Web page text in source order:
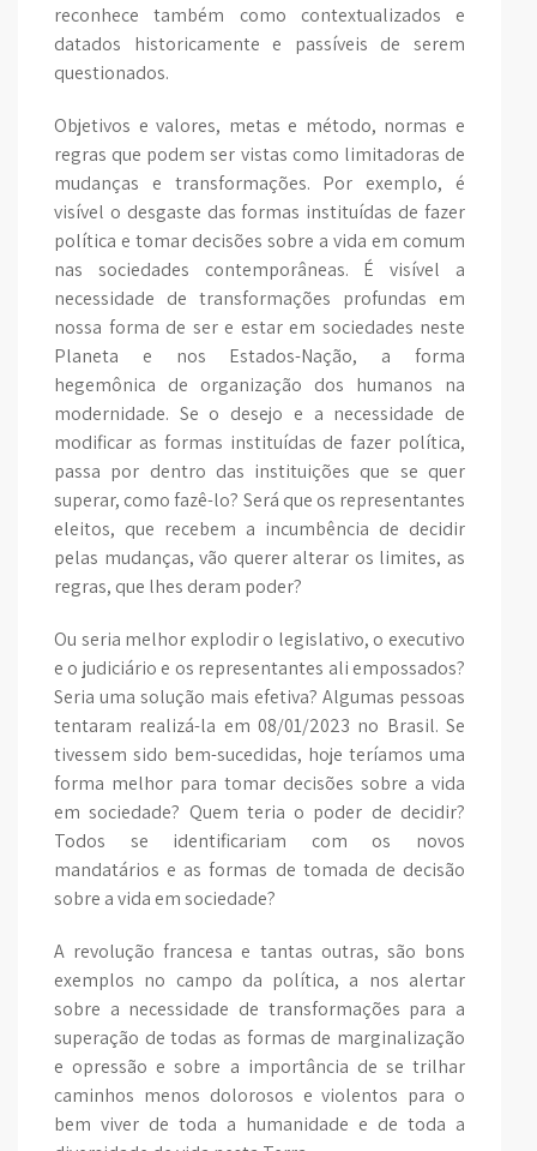
reconhece também como contextualizados e
datados historicamente e passíveis de serem
questionados.
Objetivos e valores, metas e método, normas e
regras que podem ser vistas como limitadoras de
mudanças e transformações. Por exemplo, é
visível o desgaste das formas instituídas de fazer
política e tomar decisões sobre a vida em comum
nas sociedades contemporâneas. É visível a
necessidade de transformações profundas em
nossa forma de ser e estar em sociedades neste
Planeta e nos Estados-Nação, a forma
hegemônica de organização dos humanos na
modernidade. Se o desejo e a necessidade de
modificar as formas instituídas de fazer política,
passa por dentro das instituições que se quer
superar, como fazê-lo? Será que os representantes
eleitos, que recebem a incumbência de decidir
pelas mudanças, vão querer alterar os limites, as
regras, que lhes deram poder?
Ou seria melhor explodir o legislativo, o executivo
e o judiciário e os representantes ali empossados?
Seria uma solução mais efetiva? Algumas pessoas
tentaram realizá-la em 08/01/2023 no Brasil. Se
tivessem sido bem-sucedidas, hoje teríamos uma
forma melhor para tomar decisões sobre a vida
em sociedade? Quem teria o poder de decidir?
Todos se identificariam com os novos
mandatários e as formas de tomada de decisão
sobre a vida em sociedade?
A revolução francesa e tantas outras, são bons
exemplos no campo da política, a nos alertar
sobre a necessidade de transformações para a
superação de todas as formas de marginalização
e opressão e sobre a importância de se trilhar
caminhos menos dolorosos e violentos para o
bem viver de toda a humanidade e de toda a